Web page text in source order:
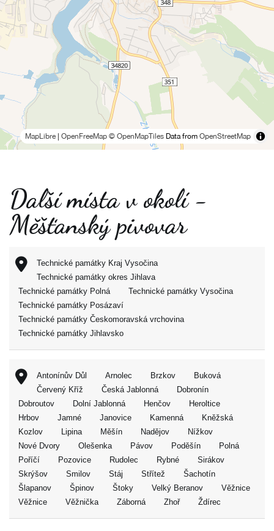
MapLibre OpenFreeMap © OpenMapTiles Data from OpenStreetMap
Další místa v okolí -
Měšťanský pivovar
Technické památky Kraj Vysočina
Technické památky okres Jihlava
Technické památky Polná
Technické památky Vysočina
Technické památky Posázaví
Technické památky Českomoravská vrchovina
Technické památky Jihlavsko
Antonínův Důl Arnolec Brzkov
Buková
Červený Kříž
Česká Jablonná
Dobronín
Dobroutov
Dolní Jablonná Henčov
Heroltice
Hrbov
Jamné Janovice Kamenná
Kněžská
Kozlov
Lipina Měšín Nadějov
Nížkov
Nové Dvory
Olešenka Pávov Poděšín
Polná
Poříčí
Pozovice Rudolec Rybné
Sirákov
Skrýšov
Smilov Stáj Střítež
Šachotín
Šlapanov
Špinov Štoky Velký Beranov
Věžnice
Věžnice
Věžnička Záborná Zhoř Ždírec